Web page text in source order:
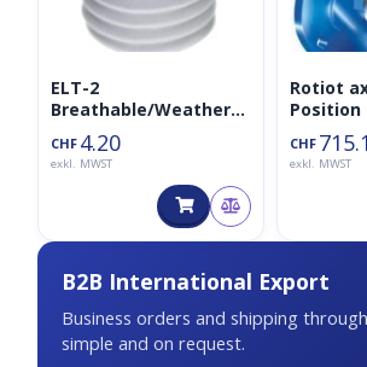
B2B International Export
Business orders and shipping
simple and on request.
ELT-2
Breathable/Weatherpr
oof Membrane
CHF 4.20
exkl. MWST
Rotiot
Position
LoraWAN
CHF
exkl. MWST